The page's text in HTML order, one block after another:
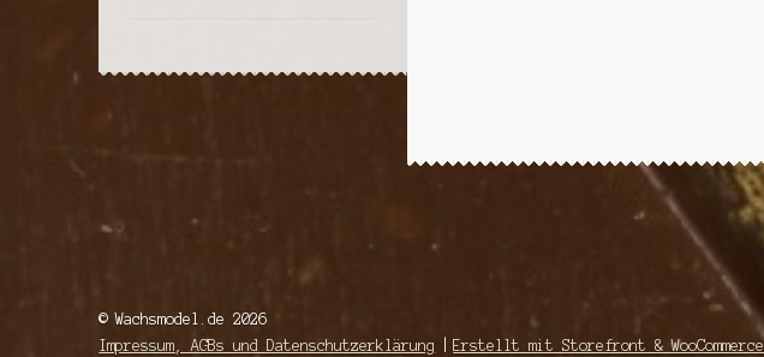
© Wachsmodel.de 2026
Impressum, AGBs und Datenschutzerklärung
Erstellt mit Storefront & WooCommerce